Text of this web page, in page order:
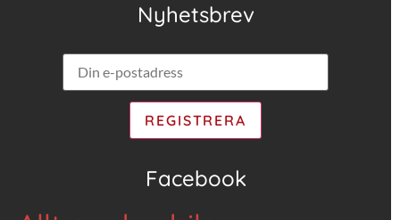
Nyhetsbrev
Facebook